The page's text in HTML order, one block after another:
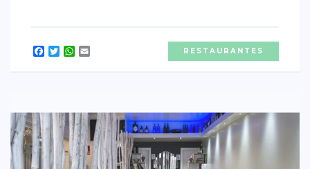
Facebook
Twitter
WhatsApp RESTAURANTES